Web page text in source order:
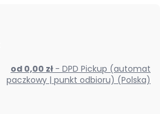
od 0,00 zł - DPD Pickup (automat
paczkowy | punkt odbioru) (Polska)